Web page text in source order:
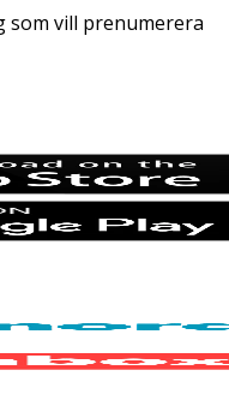
som vill prenumerera